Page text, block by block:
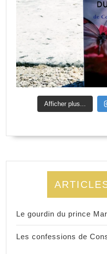
Afficher plus...
Le gourdin du prince
Les confessions de